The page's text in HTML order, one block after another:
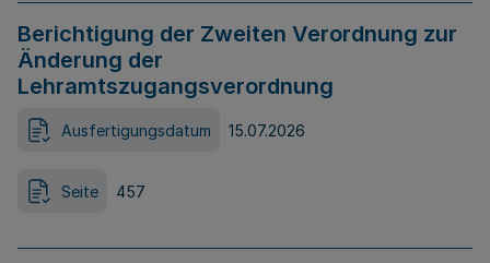
Berichtigung der Zweiten Verordnung zur
Änderung der
Lehramtszugangsverordnung
Ausfertigungsdatum 15.07.2026
Seite 457